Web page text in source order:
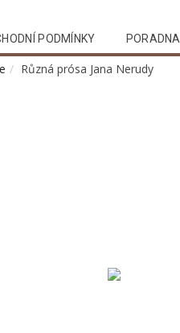
PODMÍNKY PORADNA
Různá prósa Jana Nerudy